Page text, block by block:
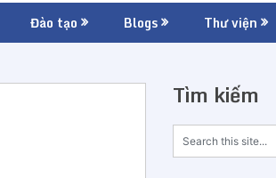
Đào tạo Blogs Thư viện
Tìm kiếm